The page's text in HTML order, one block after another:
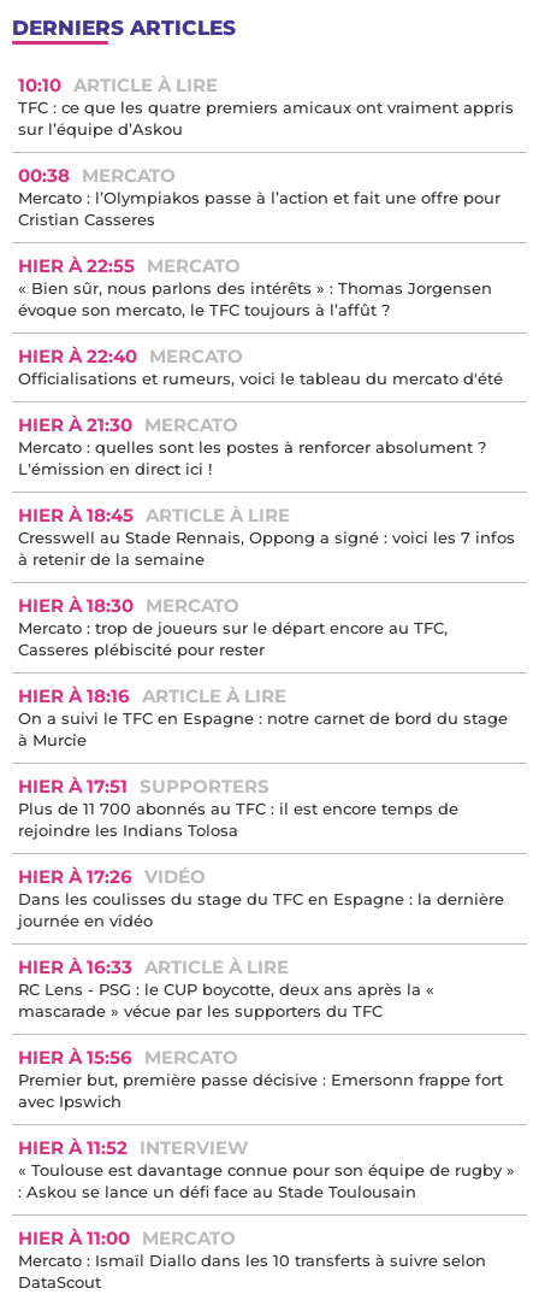
DERNIERS ARTICLES
10:10 ARTICLE À LIRE
TFC : ce que les quatre premiers amicaux ont vraiment appris
sur l’équipe d’Askou
00:38 MERCATO
Mercato : l’Olympiakos passe à l’action et fait une offre pour
Cristian Casseres
HIER À 22:55 MERCATO
« Bien sûr, nous parlons des intérêts » : Thomas Jorgensen
évoque son mercato, le TFC toujours à l’affût ?
HIER À 22:40 MERCATO
Officialisations et rumeurs, voici le tableau du mercato d'été
HIER À 21:30 MERCATO
Mercato : quelles sont les postes à renforcer absolument ?
L'émission en direct ici !
HIER À 18:45 ARTICLE À LIRE
Cresswell au Stade Rennais, Oppong a signé : voici les 7 infos
à retenir de la semaine
HIER À 18:30 MERCATO
Mercato : trop de joueurs sur le départ encore au TFC,
Casseres plébiscité pour rester
HIER À 18:16 ARTICLE À LIRE
On a suivi le TFC en Espagne : notre carnet de bord du stage
à Murcie
HIER À 17:51 SUPPORTERS
Plus de 11 700 abonnés au TFC : il est encore temps de
rejoindre les Indians Tolosa
HIER À 17:26 VIDÉO
Dans les coulisses du stage du TFC en Espagne : la dernière
journée en vidéo
HIER À 16:33 ARTICLE À LIRE
RC Lens - PSG : le CUP boycotte, deux ans après la «
mascarade » vécue par les supporters du TFC
HIER À 15:56 MERCATO
Premier but, première passe décisive : Emersonn frappe fort
avec Ipswich
HIER À 11:52 INTERVIEW
« Toulouse est davantage connue pour son équipe de rugby »
: Askou se lance un défi face au Stade Toulousain
HIER À 11:00 MERCATO
Mercato : Ismaïl Diallo dans les 10 transferts à suivre selon
DataScout